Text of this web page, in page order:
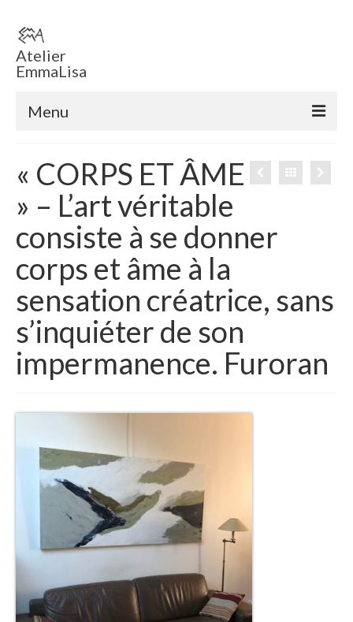
Atelier
EmmaLisa
Menu
Boutique en ligne
Tableaux
Sculptures
ECHEC EMMA ‘ T
Voiles
Sculptures éclairées
« CORPS ET ÂME
» – L’art véritable
consiste à se donner
corps et âme à la
sensation créatrice, sans
s’inquiéter de son
impermanence. Furoran